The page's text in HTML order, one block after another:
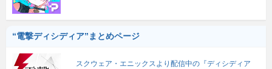
“電撃ディシディア”まとめページ
スクウェア・エニックスより配信中の『ディシディア